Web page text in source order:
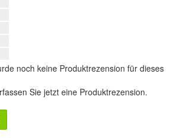
noch keine Produktrezension für dieses
Sie jetzt eine Produktrezension.